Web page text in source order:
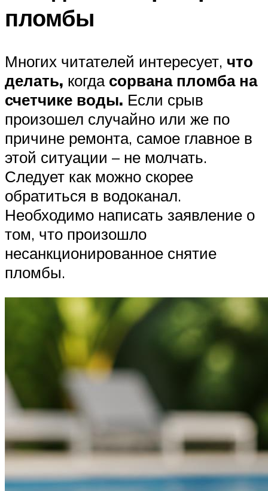
пломбы
Многих читателей интересует, что
делать, когда сорвана пломба на
счетчике воды. Если срыв
произошел случайно или же по
причине ремонта, самое главное в
этой ситуации – не молчать.
Следует как можно скорее
обратиться в водоканал.
Необходимо написать заявление о
том, что произошло
несанкционированное снятие
пломбы.